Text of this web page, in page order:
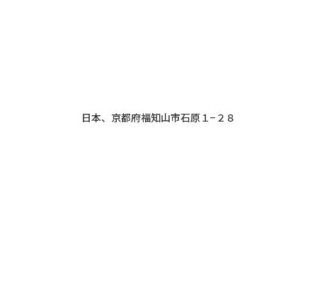
日本、京都府福知山市石原１−２８